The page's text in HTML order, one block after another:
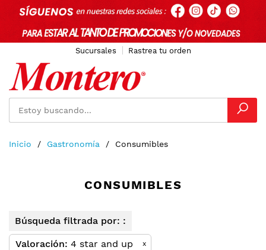
Sucursales Rastrea tu orden
Inicio Gastronomía Consumibles
CONSUMIBLES
Búsqueda filtrada por: :
Valoración 4 star and up x